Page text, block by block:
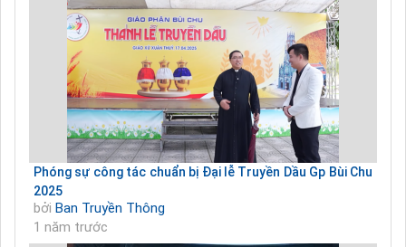
Phóng sự công tác chuẩn bị Đại lễ Truyền Dầu Gp Bùi Chu
2025
bởi Ban Truyền Thông
1 năm trước